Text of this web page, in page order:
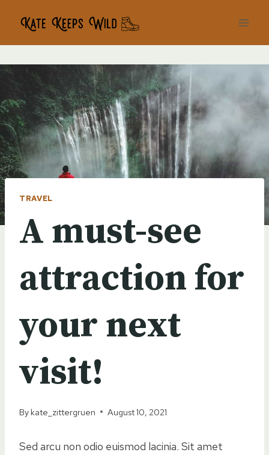
TRAVEL
A must-see
attraction for
your next
visit!
By kate_zittergruen August 10, 2021
Sed arcu non odio euismod lacinia. Sit amet